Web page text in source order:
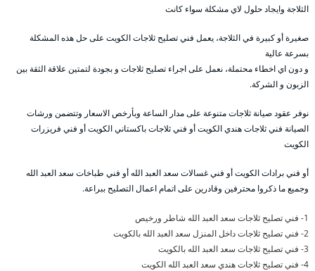
الثلاجة وايجاد حلول لاي مشكلة سواء كانت
صغيرة أو كبيرة في الثلاجة، يعمل فني تصليح ثلاجات الكويت على حل هذه المشكلة
بسرعة عالية
و دون اي اخطاء محتملة، نعمل على اجراء تصليح ثلاجات و بجودة لتمتين علاقة الثقة بين
الزبون و الشركة.
نوفر عقود صيانة ثلاجات متنوعة على مدار الساعة وبأرخص الاسعار وتتضمن ورشات
الصيانة فني ثلاجات هندي الكويت أو فني ثلاجات باكستاني الكويت أو فني فريزرات
الكويت
أو فني برادات الكويت أو فني غسالات سعد العبد الله أو فني طباخات سعد العبد الله
وجميع ما ذكروا محترفين وقادرين على اتمام اعمال التصليح ببراعة.
1- فني تصليح ثلاجات سعد العبد الله شاطر ورخيص
2- فني تصليح ثلاجات داخل المنزل سعد العبد الله بالكويت
3- فني تصليح ثلاجات سعد العبد الله بالكويت
4- فني تصليح ثلاجات هندي سعد العبد الله الكويت